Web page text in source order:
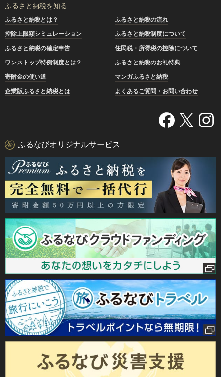
ふるさと納税を知る
ふるさと納税とは？
ふるさと納税の流れ
控除上限額シミュレーション
ふるさと納税制度について
ふるさと納税の確定申告
住民税・所得税の控除について
ワンストップ特例制度とは？
ふるさと納税のお礼特典
寄附金の使い道
マンガふるさと納税
企業版ふるさと納税とは
よくあるご質問・お問い合わせ
ふるなびオリジナルサービス